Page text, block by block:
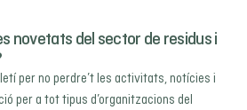
novetats del sector de residus i
per no perdre’t les activitats, notícies i
per a tot tipus d’organitzacions del